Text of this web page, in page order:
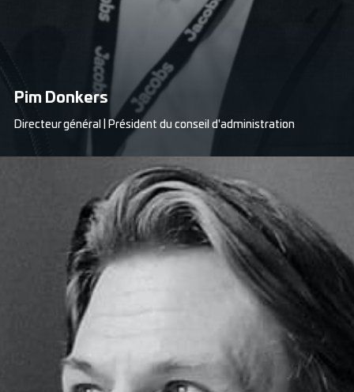
Pim Donkers
Directeur général | Président du conseil d'administration